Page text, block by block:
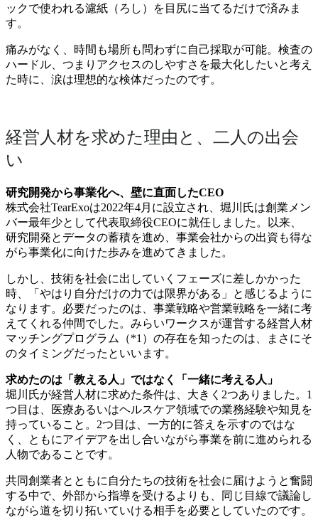
ックで使われる濾紙（ろし）を目尻に当てるだけで済みま
す。
痛みがなく、時間も場所も問わずに自己採取が可能。検査の
ハードル、つまりアクセスのしやすさを最大化したいと考え
た時に、涙は理想的な検体だったのです。
経営人材を求めた理由と、二人の出会
い
研究開発から事業化へ、壁に直面したCEO
株式会社TearExoは2022年4月に設立され、堀川氏は創業メン
バー最年少として代表取締役CEOに就任しました。以来、
研究開発とデータの蓄積を進め、事業会社からの出資も得な
がら事業化に向けた歩みを進めてきました。
しかし、技術を社会に出していくフェーズに差しかかった
時、「やはり自分だけの力では限界がある」と感じるように
なります。必要だったのは、事業戦略や営業戦略を一緒に考
えてくれる仲間でした。みらいワークスが運営する経営人材
マッチングプログラム（*1）の存在を知ったのは、まさにそ
のタイミングだったといいます。
求めたのは「教える人」ではなく「一緒に考える人」
堀川氏が経営人材に求めた条件は、大きく2つありました。1
つ目は、医療あるいはヘルスケア領域での業務経験や知見を
持っていること。2つ目は、一方的に答えを示すのではな
く、ともにアイデアを出し合いながら事業を前に進められる
人物であることです。
共同創業者とともに自分たちの技術を社会に届けようと奮闘
する中で、外部から指導を受けるよりも、同じ目線で議論し
ながら道を切り拓いていける相手を必要としていたのです。